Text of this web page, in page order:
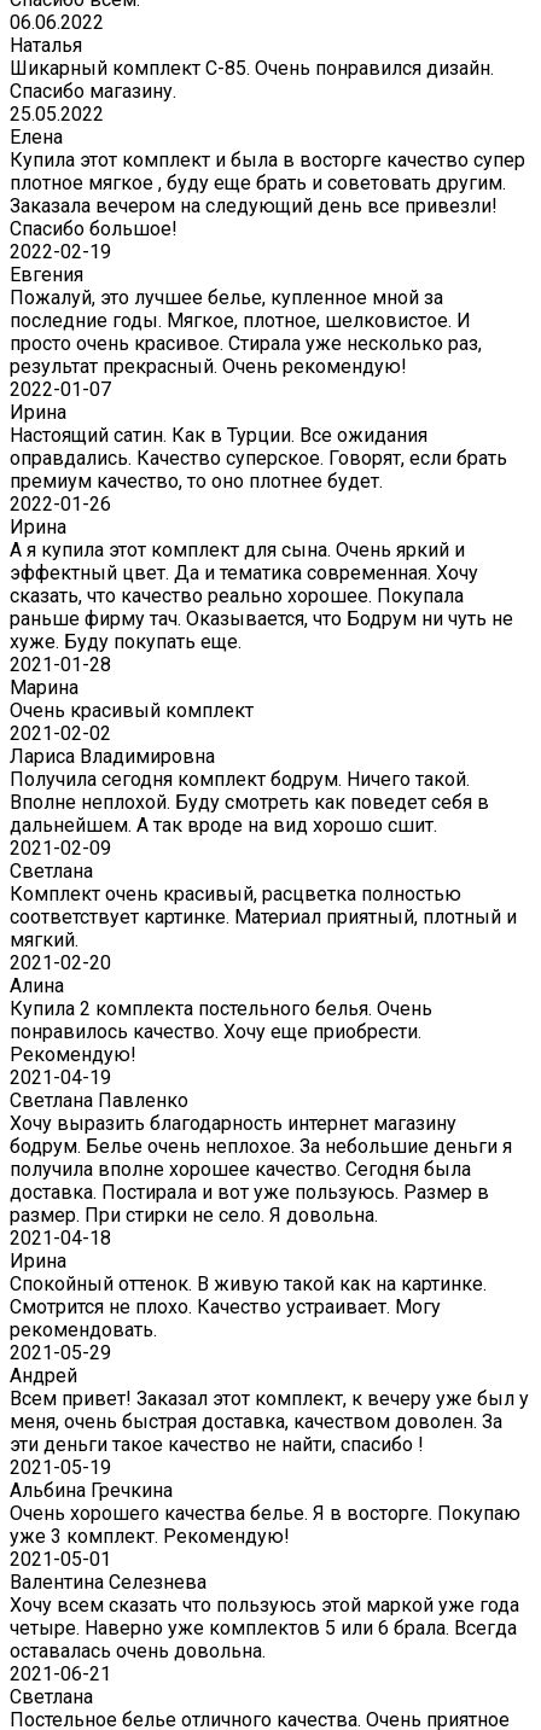
06.06.2022
Наталья
Шикарный комплект C-85. Очень понравился дизайн.
Спасибо магазину.
25.05.2022
Елена
Купила этот комплект и была в восторге качество супер
плотное мягкое , буду еще брать и советовать другим.
Заказала вечером на следующий день все привезли!
Спасибо большое!
2022-02-19
Евгения
Пожалуй, это лучшее белье, купленное мной за
последние годы. Мягкое, плотное, шелковистое. И
просто очень красивое. Стирала уже несколько раз,
результат прекрасный. Очень рекомендую!
2022-01-07
Ирина
Настоящий сатин. Как в Турции. Все ожидания
оправдались. Качество суперское. Говорят, если брать
премиум качество, то оно плотнее будет.
2022-01-26
Ирина
А я купила этот комплект для сына. Очень яркий и
эффектный цвет. Да и тематика современная. Хочу
сказать, что качество реально хорошее. Покупала
раньше фирму тач. Оказывается, что Бодрум ни чуть не
хуже. Буду покупать еще.
2021-01-28
Марина
Очень красивый комплект
2021-02-02
Лариса Владимировна
Получила сегодня комплект бодрум. Ничего такой.
Вполне неплохой. Буду смотреть как поведет себя в
дальнейшем. А так вроде на вид хорошо сшит.
2021-02-09
Светлана
Комплект очень красивый, расцветка полностью
соответствует картинке. Материал приятный, плотный и
мягкий.
2021-02-20
Алина
Купила 2 комплекта постельного белья. Очень
понравилось качество. Хочу еще приобрести.
Рекомендую!
2021-04-19
Светлана Павленко
Хочу выразить благодарность интернет магазину
бодрум. Белье очень неплохое. За небольшие деньги я
получила вполне хорошее качество. Сегодня была
доставка. Постирала и вот уже пользуюсь. Размер в
размер. При стирки не село. Я довольна.
2021-04-18
Ирина
Спокойный оттенок. В живую такой как на картинке.
Смотрится не плохо. Качество устраивает. Могу
рекомендовать.
2021-05-29
Андрей
Всем привет! Заказал этот комплект, к вечеру уже был у
меня, очень быстрая доставка, качеством доволен. За
эти деньги такое качество не найти, спасибо !
2021-05-19
Альбина Гречкина
Очень хорошего качества белье. Я в восторге. Покупаю
уже 3 комплект. Рекомендую!
2021-05-01
Валентина Селезнева
Хочу всем сказать что пользуюсь этой маркой уже года
четыре. Наверно уже комплектов 5 или 6 брала. Всегда
оставалась очень довольна.
2021-06-21
Светлана
Постельное белье отличного качества. Очень приятное